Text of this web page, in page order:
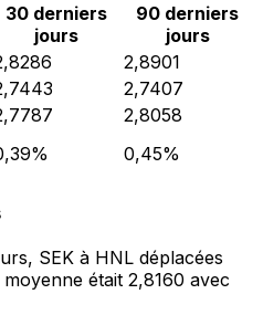
30 derniers
jours
90 derniers
jours
2,8901
2,7407
2,8058
0,45%
SEK à HNL déplacées
était 2,8160 avec